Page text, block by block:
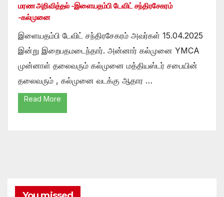
மரண அறிவித்தல் -இளையதம்பி டேவிட் சந்திரசேகரம்
-கல்முனை
இளையதம்பி டேவிட் சந்திரசேகரம் அவர்கள் 15.04.2025
இன்று இறைபதமடைந்தார். அன்னார் கல்முனை YMCA
முன்னாள் தலைவரும் கல்முனை மத்தியஸ்டர் சபையின்
தலைவரும் , கல்முனை வடக்கு ஆதார …
Read More